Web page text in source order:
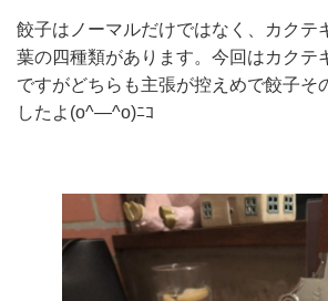
餃子はノーマルだけではなく、カクテ
葉の四種類があります。今回はカクテ
ですがどちらも主張が控えめで餃子そ
したよ(o^―^o)ﾆｺ